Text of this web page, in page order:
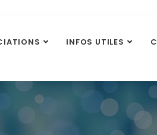
INFOS UTILES